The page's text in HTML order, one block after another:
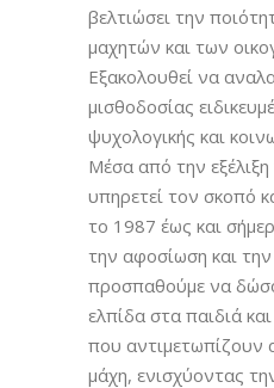
βελτιώσει την
μαχητών και των
Εξακολουθεί να
μισθοδοσίας
ψυχολογικής και
Μέσα από την εξέλιξη
υπηρετεί τον σκοπό
το 1987 έως και
την αφοσίωση και
προσπαθούμε να
ελπίδα στα παιδιά
που αντιμετωπίζουν
μάχη, ενισχύοντας